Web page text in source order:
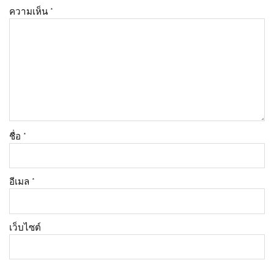
ความเห็น *
ชื่อ *
อีเมล *
เว็บไซต์